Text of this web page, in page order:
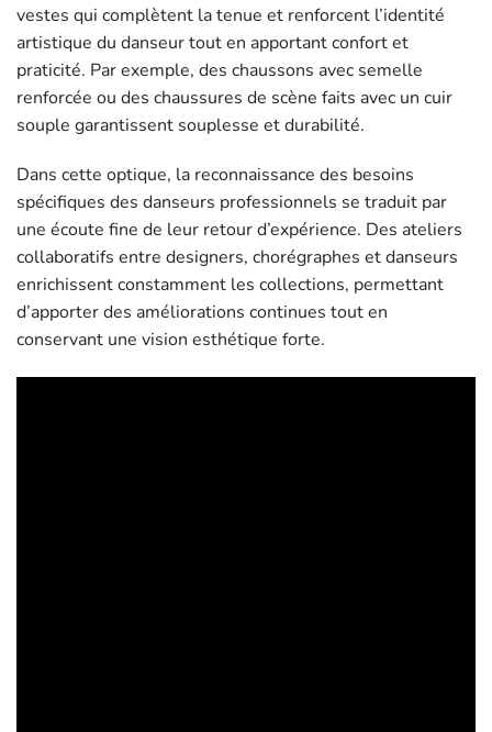
vestes qui complètent la tenue et renforcent l’identité
artistique du danseur tout en apportant confort et
praticité. Par exemple, des chaussons avec semelle
renforcée ou des chaussures de scène faits avec un cuir
souple garantissent souplesse et durabilité.
Dans cette optique, la reconnaissance des besoins
spécifiques des danseurs professionnels se traduit par
une écoute fine de leur retour d’expérience. Des ateliers
collaboratifs entre designers, chorégraphes et danseurs
enrichissent constamment les collections, permettant
d’apporter des améliorations continues tout en
conservant une vision esthétique forte.